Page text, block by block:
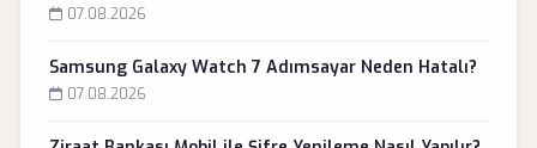
07.08.2026
Samsung Galaxy Watch 7 Adımsayar Neden Hatalı?
07.08.2026